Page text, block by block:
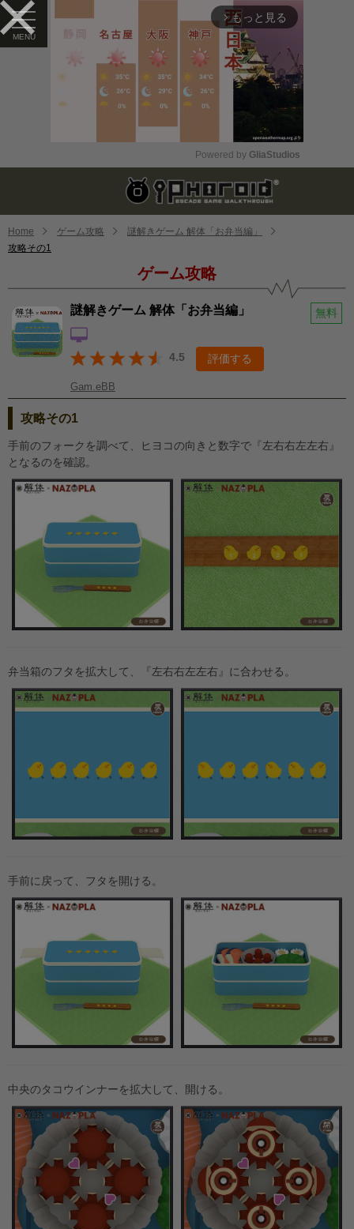
arrow_forward_ios もっと見る
Mute
Powered by GliaStudios
Home ゲーム攻略
謎解きゲーム 解体「お弁当編」
攻略その1
ゲーム攻略
謎解きゲーム 解体「お弁当編」 無料
4.5 評価する
Gam.eBB
攻略その1
手前のフォークを調べて、ヒヨコの向きと数字で『左右右左左右』
となるのを確認。
弁当箱のフタを拡大して、『左右右左左右』に合わせる。
手前に戻って、フタを開ける。
中央のタコウインナーを拡大して、開ける。